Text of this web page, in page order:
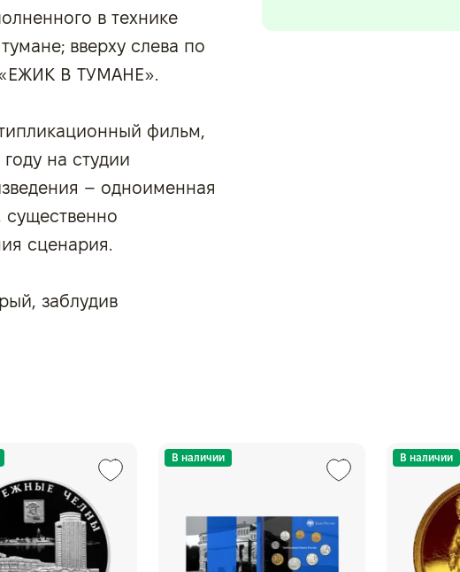
в технике
вверху слева по
В ТУМАНЕ».
фильм,
на студии
– одноименная
существенно
сценария.
заблудив
В наличии В наличии